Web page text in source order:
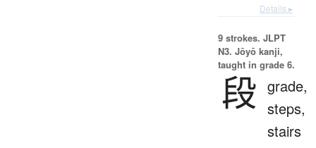
Details ▸
9 strokes. JLPT
N3. Jōyō kanji,
taught in grade 6.
段 grade,
steps,
stairs